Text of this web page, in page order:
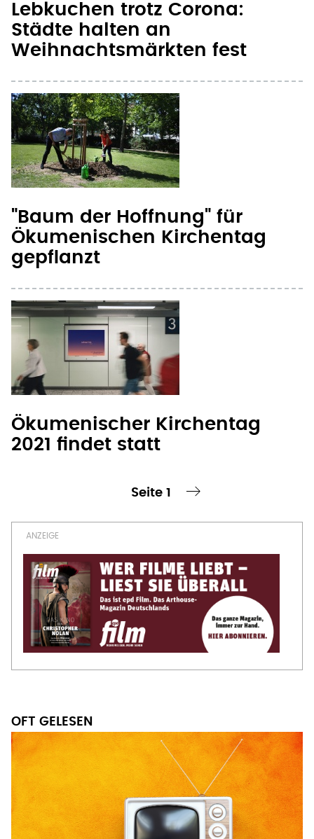
Lebkuchen trotz Corona:
Städte halten an
Weihnachtsmärkten fest
"Baum der Hoffnung" für
Ökumenischen Kirchentag
gepflanzt
Ökumenischer Kirchentag
2021 findet statt
Seite 1
nächste Seite ›
OFT GELESEN